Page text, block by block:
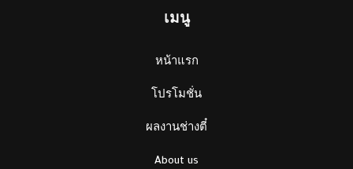
เมนู
หน้าแรก
โปรโมชั่น
ผลงานช่างตี๋
About us